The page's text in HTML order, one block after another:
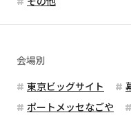
会場別
東京ビッグサイト
ポートメッセなごや